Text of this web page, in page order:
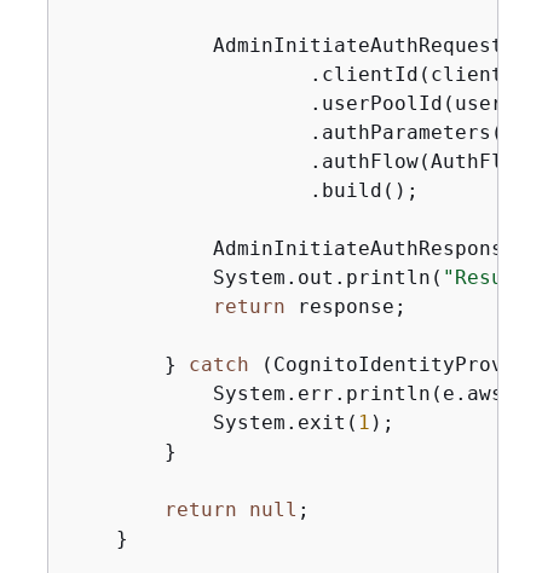
AdminInitiateAuthRequest
                    .clientId(clientId)
                    .build();
AdminInitiateAuthResponse
            System.out.println(
"Result
return response;
        }
catch
            System.exit(
1 );
        }
return null ;
    }